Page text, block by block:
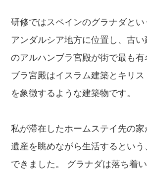
研修ではスペインのグラナダと
アンダルシア地方に位置し、古
のアルハンブラ宮殿が街で最も
ブラ宮殿はイスラム建築とキリ
を象徴するような建築物です。
私が滞在したホームステイ先の
遺産を眺めながら生活するとい
できました。 グラナダは落ち着